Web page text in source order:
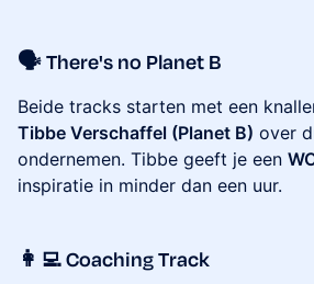
🗣️ There's no Planet B
Beide tracks starten met een
Tibbe Verschaffel (Planet B) over
ondernemen. Tibbe geeft je een
inspiratie in minder dan een uur.
👩‍💻Coaching Track